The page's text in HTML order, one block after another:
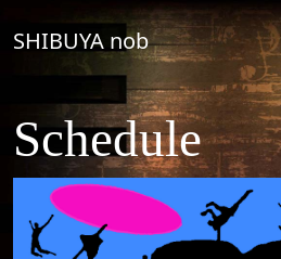
コンテンツへスキップ
メインナビゲーション
SHIBUYA nob
Schedule